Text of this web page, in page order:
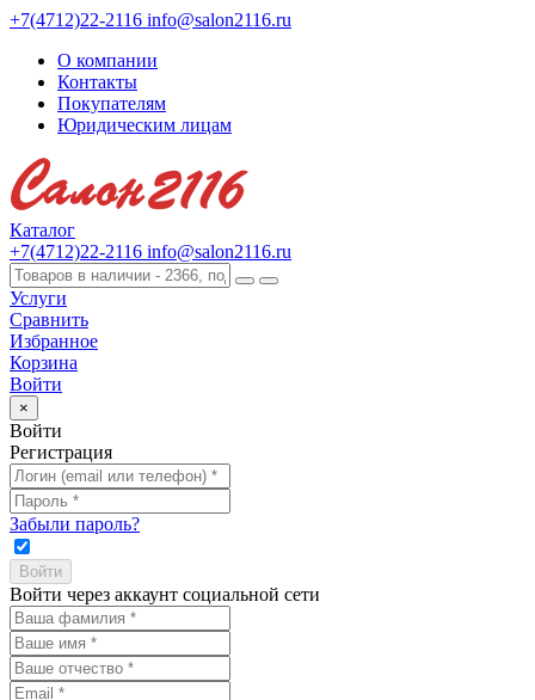
+7(4712)22-2116 info@salon2116.ru
О компании
Контакты
Покупателям
Юридическим лицам
Каталог
+7(4712)22-2116 info@salon2116.ru
Услуги
Сравнить
Избранное
Корзина
Войти
×
Войти
Регистрация
Забыли пароль?
Войти через аккаунт социальной сети